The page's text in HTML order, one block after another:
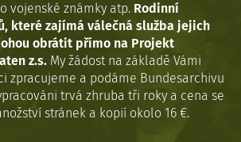
vojenské známky atp. Rodinní
které zajímá válečná služba jejich
obrátit přímo na Projekt
z.s. My žádost na základě Vámi
zpracujeme a podáme Bundesarchivu
trvá zhruba tři roky a cena se
stránek a kopií okolo 16 €.